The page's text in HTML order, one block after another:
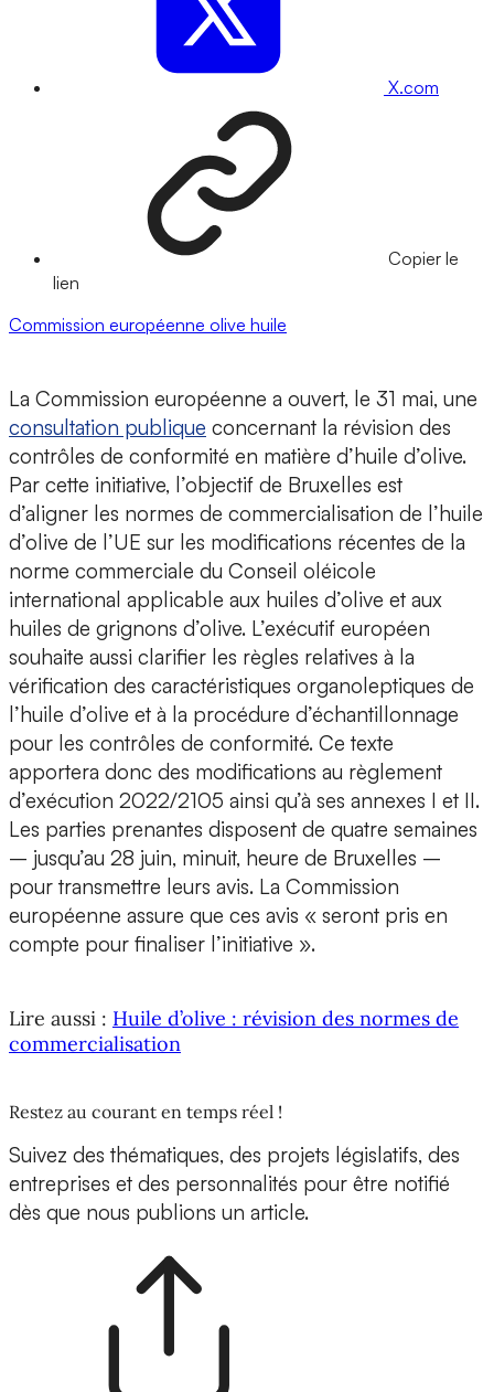
X.com
Copier le
lien
Commission européenne olive huile
La Commission européenne a ouvert, le 31 mai, une
consultation publique concernant la révision des
contrôles de conformité en matière d’huile d’olive.
Par cette initiative, l’objectif de Bruxelles est
d’aligner les normes de commercialisation de l’huile
d’olive de l’UE sur les modifications récentes de la
norme commerciale du Conseil oléicole
international applicable aux huiles d’olive et aux
huiles de grignons d’olive. L’exécutif européen
souhaite aussi clarifier les règles relatives à la
vérification des caractéristiques organoleptiques de
l’huile d’olive et à la procédure d’échantillonnage
pour les contrôles de conformité. Ce texte
apportera donc des modifications au règlement
d’exécution 2022/2105 ainsi qu’à ses annexes I et II.
Les parties prenantes disposent de quatre semaines
– jusqu’au 28 juin, minuit, heure de Bruxelles –
pour transmettre leurs avis. La Commission
européenne assure que ces avis « seront pris en
compte pour finaliser l’initiative ».
Lire aussi : Huile d’olive : révision des normes de
commercialisation
Restez au courant en temps réel !
Suivez des thématiques, des projets législatifs, des
entreprises et des personnalités pour être notifié
dès que nous publions un article.